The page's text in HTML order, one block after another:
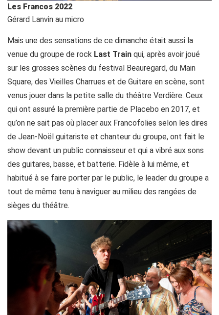
Les Francos 2022
Gérard Lanvin au micro
Mais une des sensations de ce dimanche était aussi la
venue du groupe de rock Last Train qui, après avoir joué
sur les grosses scènes du festival Beauregard, du Main
Square, des Vieilles Charrues et de Guitare en scène, sont
venus jouer dans la petite salle du théâtre Verdière. Ceux
qui ont assuré la première partie de Placebo en 2017, et
qu’on ne sait pas où placer aux Francofolies selon les dires
de Jean-Noël guitariste et chanteur du groupe, ont fait le
show devant un public connaisseur et qui a vibré aux sons
des guitares, basse, et batterie. Fidèle à lui même, et
habitué à se faire porter par le public, le leader du groupe a
tout de même tenu à naviguer au milieu des rangées de
sièges du théâtre.